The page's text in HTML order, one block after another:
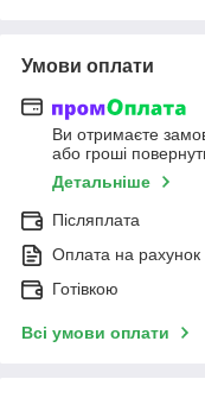
Умови оплати
Ви отримаєте
або гроші
Детальніше
Післяплата
Оплата на рахунок
Готівкою
Всі умови оплати